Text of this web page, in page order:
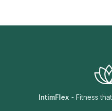
IntimFlex - Fitness